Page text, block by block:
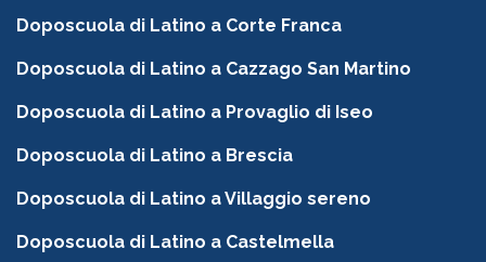
Doposcuola di Latino a Corte Franca
Doposcuola di Latino a Cazzago San Martino
Doposcuola di Latino a Provaglio di Iseo
Doposcuola di Latino a Brescia
Doposcuola di Latino a Villaggio sereno
Doposcuola di Latino a Castelmella